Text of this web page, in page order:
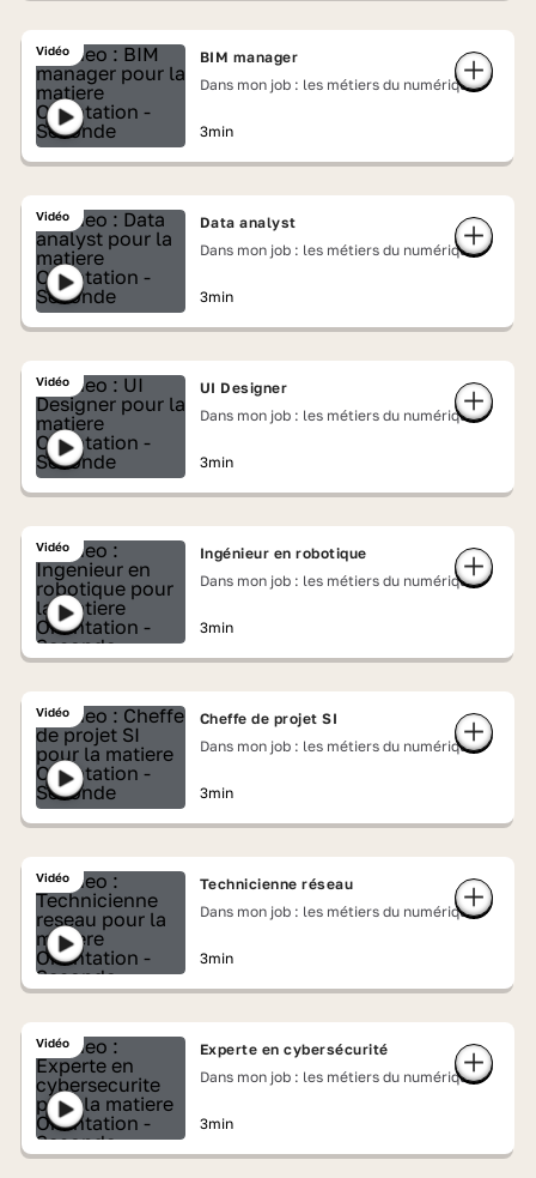
Vidéo
BIM manager
Dans mon job : les métiers du numérique
3min
Vidéo
Data analyst
Dans mon job : les métiers du numérique
3min
Vidéo
UI Designer
Dans mon job : les métiers du numérique
3min
Vidéo
Ingénieur en robotique
Dans mon job : les métiers du numérique
3min
Vidéo
Cheffe de projet SI
Dans mon job : les métiers du numérique
3min
Vidéo
Technicienne réseau
Dans mon job : les métiers du numérique
3min
Vidéo
Experte en cybersécurité
Dans mon job : les métiers du numérique
3min